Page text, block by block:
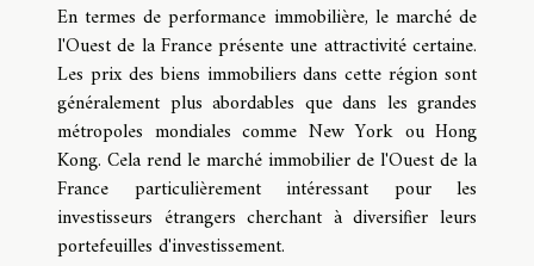
En termes de performance immobilière, le marché de
l'Ouest de la France présente une attractivité certaine.
Les prix des biens immobiliers dans cette région sont
généralement plus abordables que dans les grandes
métropoles mondiales comme New York ou Hong
Kong. Cela rend le marché immobilier de l'Ouest de la
France particulièrement intéressant pour les
investisseurs étrangers cherchant à diversifier leurs
portefeuilles d'investissement.